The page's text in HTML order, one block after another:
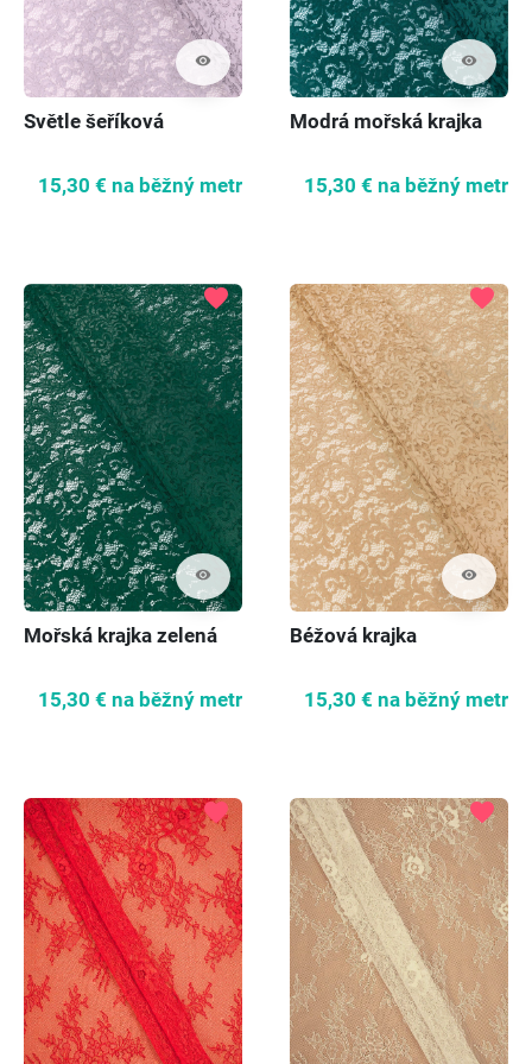
visibility
Světle šeříková
15,30 € na běžný metr
visibility
Modrá mořská krajka
15,30 € na běžný metr
visibility
favorite
Mořská krajka zelená
15,30 € na běžný metr
visibility
favorite
Béžová krajka
15,30 € na běžný metr
favorite favorite